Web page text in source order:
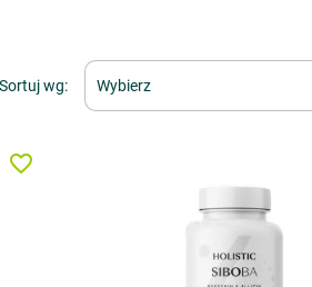
Sortuj wg: Wybierz
favorite_border